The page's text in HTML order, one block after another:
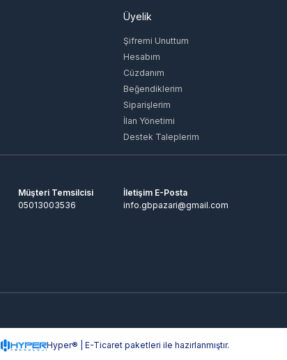
Üyelik
Şifremi Unuttum
Hesabım
Cüzdanım
Beğendiklerim
Siparişlerim
İlan Yönetimi
Destek Taleplerim
Müşteri Temsilcisi
05013003536
İletişim E-Posta
info.gbpazari@gmail.com
Hyper® | E-Ticaret paketleri ile hazırlanmıştır.